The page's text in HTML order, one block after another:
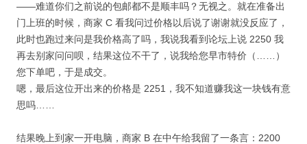
——难道你们之前说的包邮都不是顺丰吗？无视之。就在准备出
门上班的时候，商家 C 看我问过价格以后说了谢谢就没反应了，
此时也跑过来问是我价格高了吗，我说我看到论坛上说 2250 我
再去别家问问呗，结果这位不干了，说我给您早市特价（……）
您下单吧，于是成交。
嗯，最后这位开出来的价格是 2251，我不知道赚我这一块钱有意
思吗……
结果晚上到家一开电脑，商家 B 在中午给我留了一条言：2200